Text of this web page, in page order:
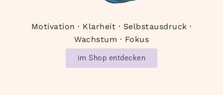
Motivation · Klarheit · Selbstausdruck ·
Wachstum · Fokus
im Shop entdecken